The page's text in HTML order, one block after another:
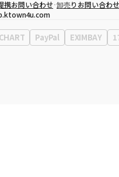
ミン
市江南区永東大路513、3階(三成洞
携お問い合わせ 卸売りお問い合わせ
PayPal EXIMBAY